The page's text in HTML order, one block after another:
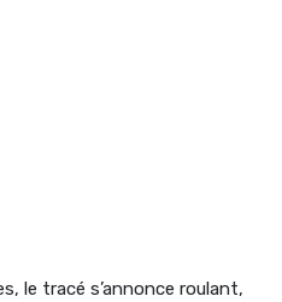
le tracé s’annonce roulant,